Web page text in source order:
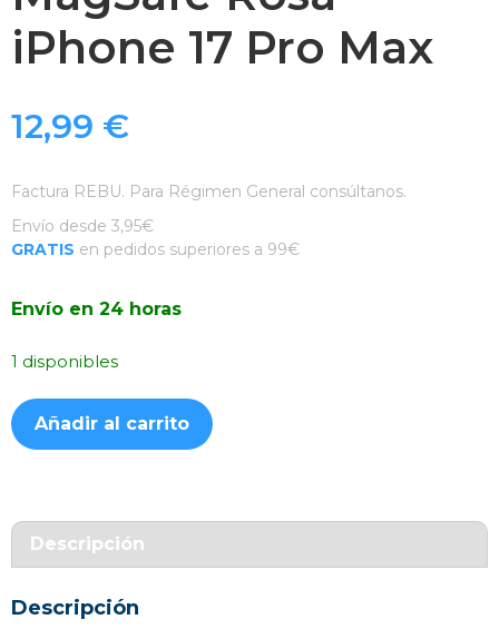
iPhone 17 Pro Max
12,99 €
Factura REBU. Para Régimen General consúltanos.
Envío desde 3,95€
GRATIS en pedidos superiores a 99€
Envío en 24 horas
1 disponibles
Funda
Acrílica
MagSafe
Rosa
iPhone
17
Añadir al carrito
Descripción
Descripción